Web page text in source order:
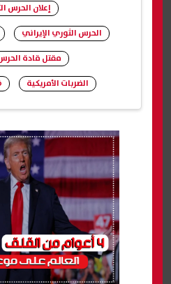
إعلان الحرس
الحرس الثوري الإيراني
مقتل قادة
الضربات الأمريكية